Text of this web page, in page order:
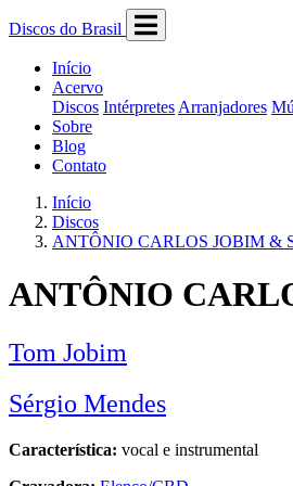
Discos do Brasil
Início
Acervo
Discos Intérpretes Arranjadores
Sobre
Blog
Contato
Início
Discos
ANTÔNIO CARLOS JOBIM &
ANTÔNIO
Tom Jobim
Sérgio Mendes
Característica: vocal e instrumental